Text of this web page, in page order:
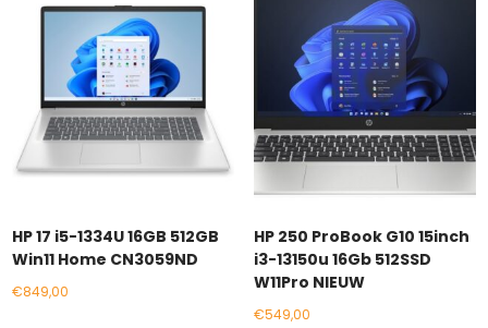
HP 17 i5-1334U 16GB 512GB
Win11 Home CN3059ND
€849,00
HP 250 ProBook G10 15inch
i3-13150u 16Gb 512SSD
W11Pro NIEUW
€549,00